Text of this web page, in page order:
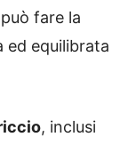
può fare la
ed equilibrata
, inclusi